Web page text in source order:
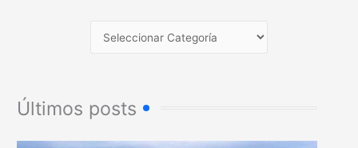
Últimos posts